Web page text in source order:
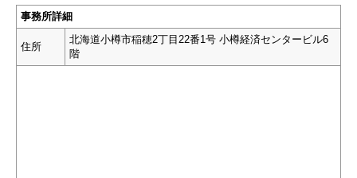
事務所詳細
住所
北海道小樽市稲穂2丁目22番1号 小樽経済センタービル6
階